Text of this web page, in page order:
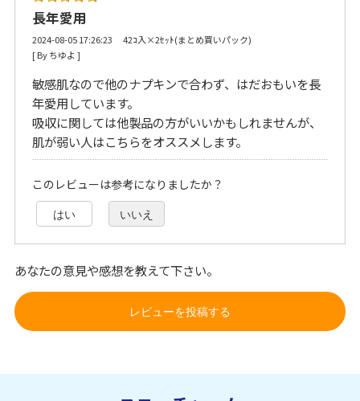
長年愛用
2024-08-05 17:26:23 42ｺ入×2ｾｯﾄ(まとめ買いパック)
[ By ちゆよ ]
敏感肌なので他のナプキンで合わず、はだおもいを長
年愛用しています。
吸収に関しては他製品の方がいいかもしれませんが、
肌が弱い人はこちらをオススメします。
このレビューは参考になりましたか？
はい いいえ
あなたの意見や感想を教えて下さい。
レビューを投稿する